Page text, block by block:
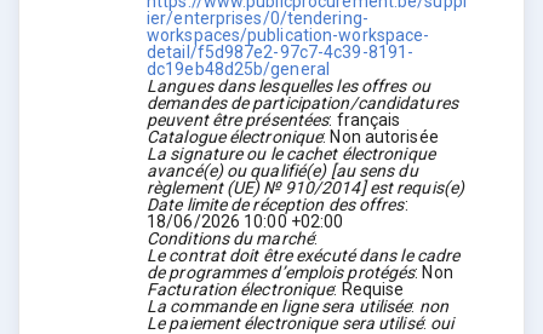
ier/enterprises/0/tendering-
workspaces/publication-workspace-
detail/f5d987e2-97c7-4c39-8191-
dc19eb48d25b/general
Langues dans lesquelles les offres ou
demandes de participation/candidatures
peuvent être présentées: français
Catalogue électronique: Non autorisée
La signature ou le cachet électronique
avancé(e) ou qualifié(e) [au sens du
règlement (UE) № 910/2014] est requis(e)
Date limite de réception des offres:
18/06/2026 10:00 +02:00
Conditions du marché:
Le contrat doit être exécuté dans le cadre
de programmes d’emplois protégés: Non
Facturation électronique: Requise
La commande en ligne sera utilisée: non
Le paiement électronique sera utilisé: oui